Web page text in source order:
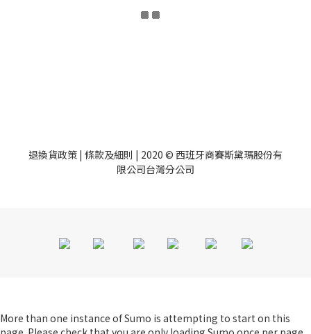
BUY NOW
退換貨政策 | 條款及細則 | 2020 © 西班牙商賽斯黛瑪股份有
限公司台灣分公司
More than one instance of Sumo is attempting to start on this